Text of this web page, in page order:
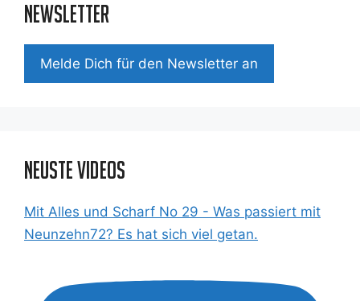
Newsletter
Mel­de Dich für den News­let­ter an
Neuste Videos
Mit Alles und Scharf No 29 - Was passiert mit
Neunzehn72? Es hat sich viel getan.